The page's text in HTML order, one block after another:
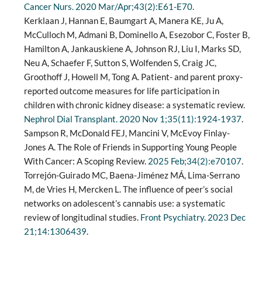
Cancer Nurs. 2020 Mar/Apr;43(2):E61-E70.
Kerklaan J, Hannan E, Baumgart A, Manera KE, Ju A,
McCulloch M, Admani B, Dominello A, Esezobor C, Foster B,
Hamilton A, Jankauskiene A, Johnson RJ, Liu I, Marks SD,
Neu A, Schaefer F, Sutton S, Wolfenden S, Craig JC,
Groothoff J, Howell M, Tong A. Patient- and parent proxy-
reported outcome measures for life participation in
children with chronic kidney disease: a systematic review.
Nephrol Dial Transplant. 2020 Nov 1;35(11):1924-1937.
Sampson R, McDonald FEJ, Mancini V, McEvoy Finlay-
Jones A. The Role of Friends in Supporting Young People
With Cancer: A Scoping Review. 2025 Feb;34(2):e70107.
Torrejón-Guirado MC, Baena-Jiménez MÁ, Lima-Serrano
M, de Vries H, Mercken L. The influence of peer’s social
networks on adolescent’s cannabis use: a systematic
review of longitudinal studies. Front Psychiatry. 2023 Dec
21;14:1306439.